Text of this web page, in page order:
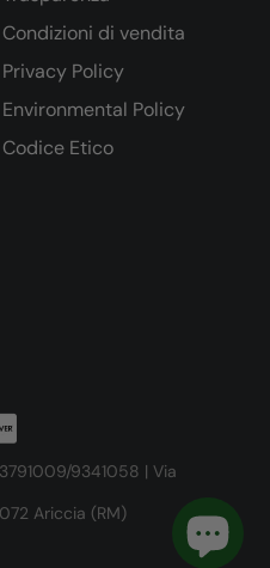
Condizioni di vendita
Privacy Policy
Environmental Policy
Codice Etico
9341058 | Via
Ariccia (RM)